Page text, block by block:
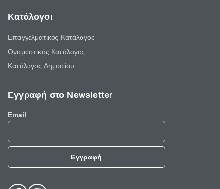
Κατάλογοι
Επαγγελματικός Κατάλογος
Ονομαστικός Κατάλογος
Κατάλογος Δημοσίου
Εγγραφή στο Newsletter
Email
Εγγραφή